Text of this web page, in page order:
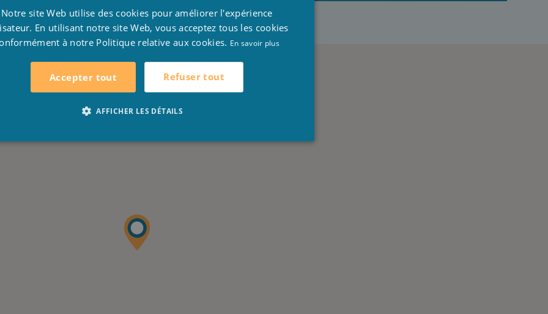
ENGLISH
Notre site Web utilise des cookies pour améliorer l'expérience
En utilisant notre site Web, vous acceptez tous les cookies
à notre Politique relative aux cookies. En savoir plus
Accepter tout Refuser tout
AFFICHER LES DÉTAILS